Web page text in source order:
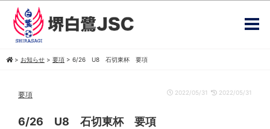
> お知らせ > 要項 > 6/26 U8 石切東杯 要項
要項 2022/05/31 2022/05/31
6/26 U8 石切東杯 要項